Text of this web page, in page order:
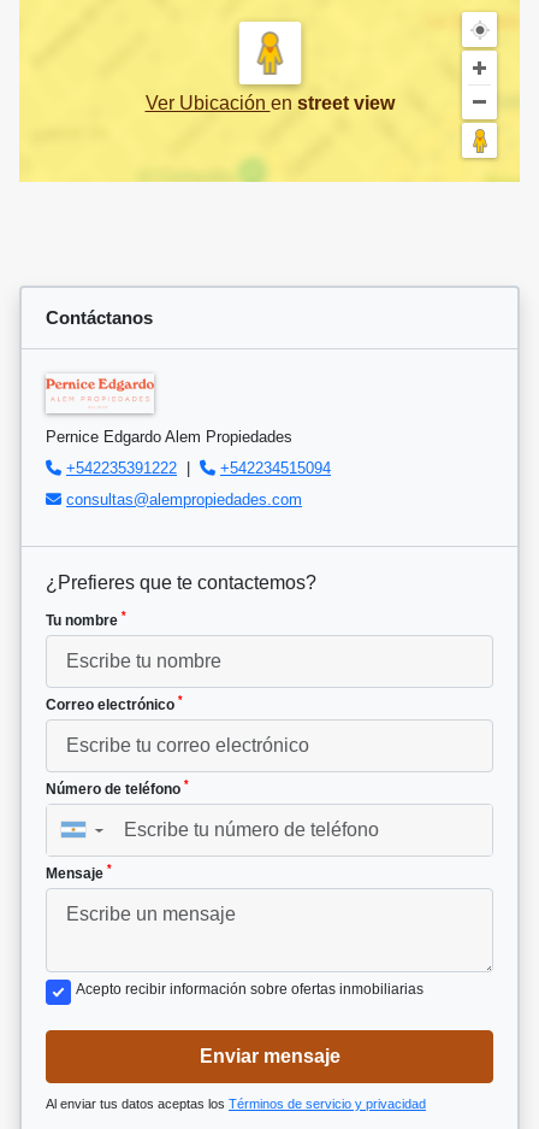
Ver Ubicación en street view
Contáctanos
Pernice Edgardo Alem Propiedades
+542235391222 |
+542234515094
consultas@alempropiedades.com
¿Prefieres que te contactemos?
Tu nombre *
Correo electrónico *
Número de teléfono *
▼
Mensaje *
Acepto recibir información sobre ofertas inmobiliarias
Enviar mensaje
Al enviar tus datos aceptas los Términos de servicio y privacidad